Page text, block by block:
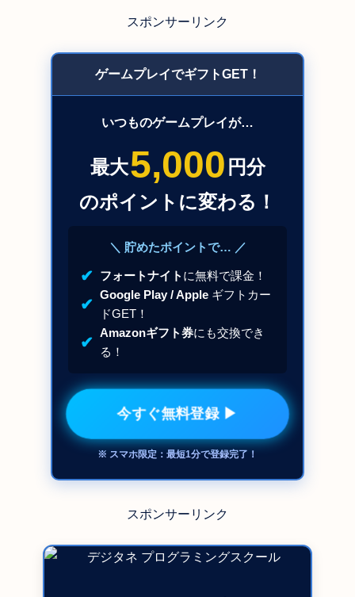
スポンサーリンク
ゲームプレイでギフトGET！
いつものゲームプレイが…
最大5,000 円分
のポイントに変わる！
＼ 貯めたポイントで… ／
✔ フォートナイト に無料で課金！
✔
Google Play / Apple ギフトカー
ドGET！
✔
Amazonギフト券にも交換でき
る！
今すぐ無料登録 ▶
※ スマホ限定：最短1分で登録完了！
スポンサーリンク